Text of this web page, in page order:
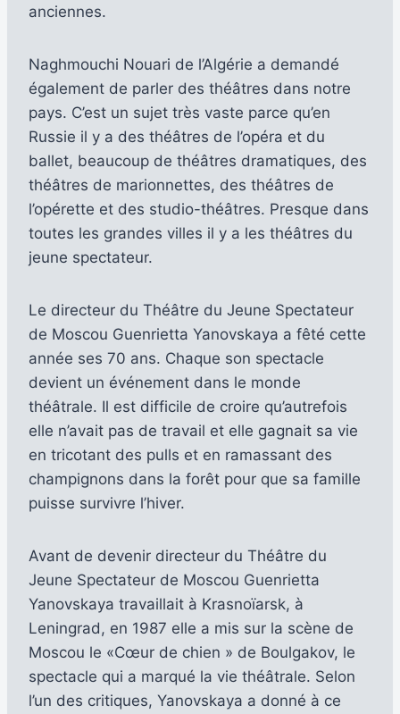
anciennes.
Naghmouchi Nouari de l’Algérie a demandé
également de parler des théâtres dans notre
pays. C’est un sujet très vaste parce qu’en
Russie il y a des théâtres de l’opéra et du
ballet, beaucoup de théâtres dramatiques, des
théâtres de marionnettes, des théâtres de
l’opérette et des studio-théâtres. Presque dans
toutes les grandes villes il y a les théâtres du
jeune spectateur.
Le directeur du Théâtre du Jeune Spectateur
de Moscou Guenrietta Yanovskaya a fêté cette
année ses 70 ans. Chaque son spectacle
devient un événement dans le monde
théâtrale. Il est difficile de croire qu’autrefois
elle n’avait pas de travail et elle gagnait sa vie
en tricotant des pulls et en ramassant des
champignons dans la forêt pour que sa famille
puisse survivre l’hiver.
Avant de devenir directeur du Théâtre du
Jeune Spectateur de Moscou Guenrietta
Yanovskaya travaillait à Krasnoïarsk, à
Leningrad, en 1987 elle a mis sur la scène de
Moscou le «Cœur de chien » de Boulgakov, le
spectacle qui a marqué la vie théâtrale. Selon
l’un des critiques, Yanovskaya a donné à ce